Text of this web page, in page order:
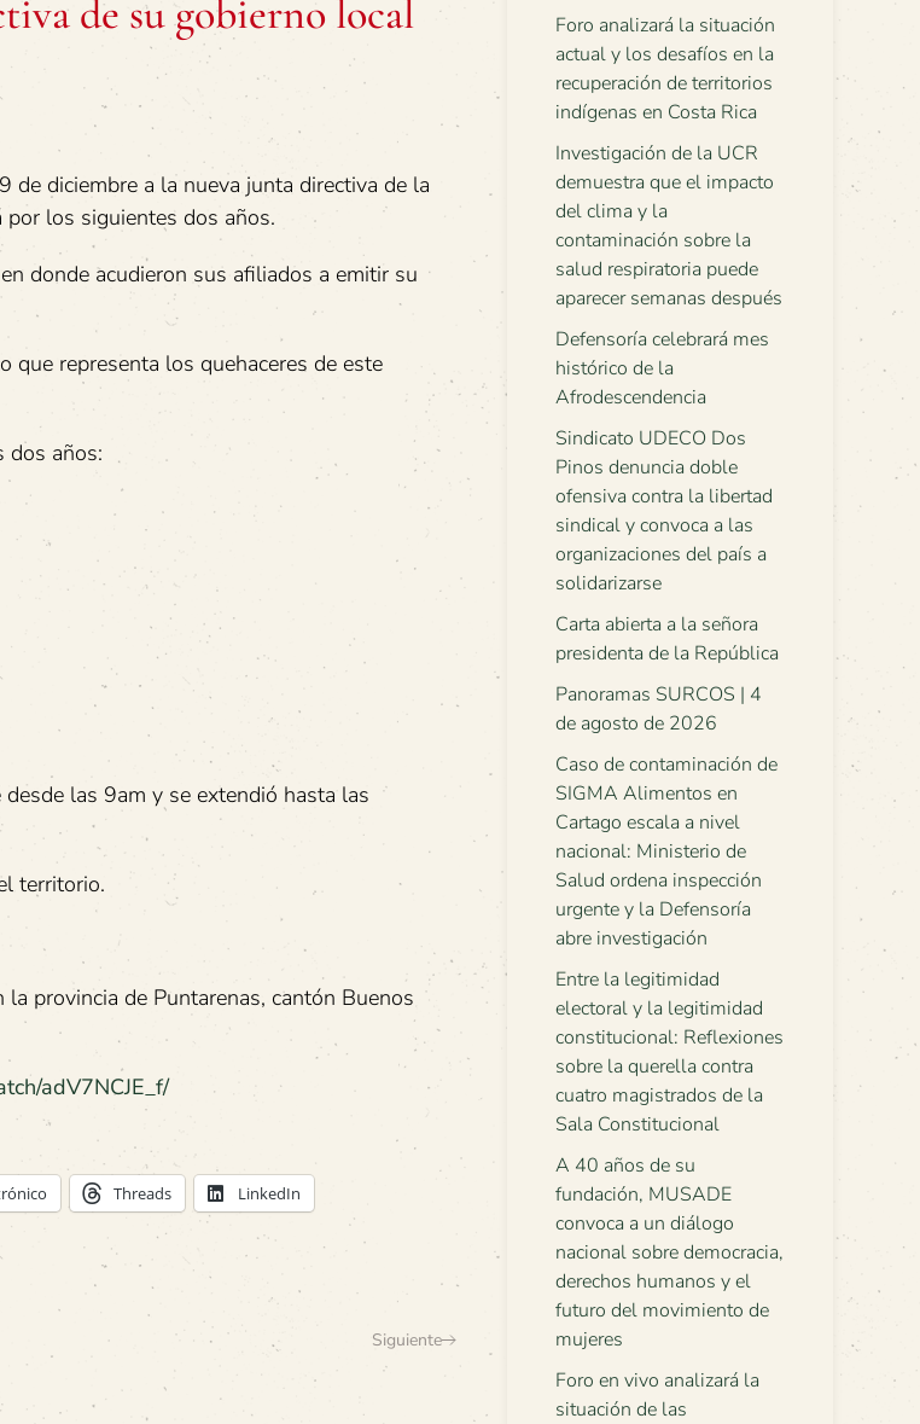
de su gobierno local
de diciembre a la nueva junta directiva de la
los siguientes dos años.
donde acudieron sus afiliados a emitir su
que representa los quehaceres de este
dos años:
las 9am y se extendió hasta las
territorio.
provincia de Puntarenas, cantón Buenos
adV7NCJE_f/
Threads LinkedIn
Siguiente
Foro analizará la situación
actual y los desafíos en la
recuperación de territorios
indígenas en Costa Rica
Investigación de la UCR
demuestra que el impacto
del clima y la
contaminación sobre la
salud respiratoria puede
aparecer semanas después
Defensoría celebrará mes
histórico de la
Afrodescendencia
Sindicato UDECO Dos
Pinos denuncia doble
ofensiva contra la libertad
sindical y convoca a las
organizaciones del país a
solidarizarse
Carta abierta a la señora
presidenta de la República
Panoramas SURCOS | 4
de agosto de 2026
Caso de contaminación de
SIGMA Alimentos en
Cartago escala a nivel
nacional: Ministerio de
Salud ordena inspección
urgente y la Defensoría
abre investigación
Entre la legitimidad
electoral y la legitimidad
constitucional: Reflexiones
sobre la querella contra
cuatro magistrados de la
Sala Constitucional
A 40 años de su
fundación, MUSADE
convoca a un diálogo
nacional sobre democracia,
derechos humanos y el
futuro del movimiento de
mujeres
Foro en vivo analizará la
situación de las